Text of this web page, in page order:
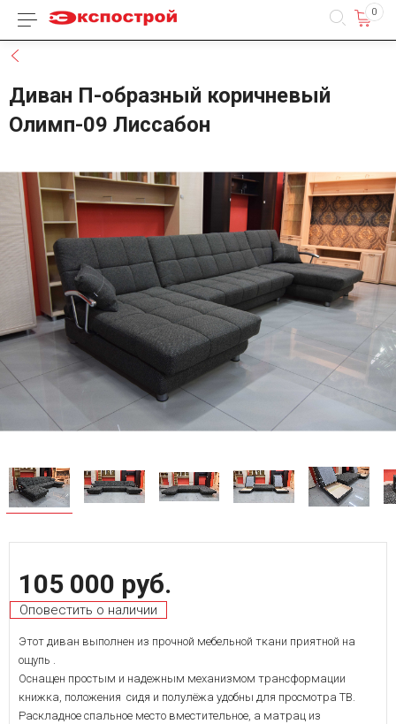
Каталог товаров 0
Диван П-образный коричневый
Олимп-09 Лиссабон
105 000 руб.
Оповестить о наличии
Этот диван выполнен из прочной мебельной ткани приятной на
ощупь .
Оснащен простым и надежным механизмом трансформации
книжка, положения сидя и полулёжа удобны для просмотра ТВ.
Раскладное спальное место вместительное, а матрац из